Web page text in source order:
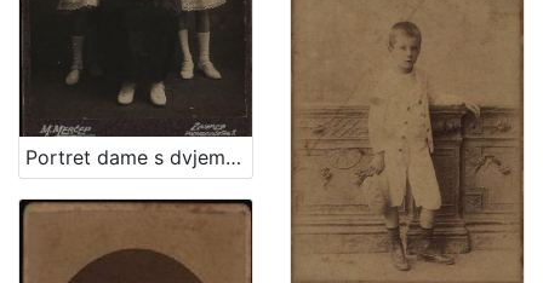
Portret dame s dvjema djevojčicama / M. Merćep ; [izradio] Atelie M. Merćep